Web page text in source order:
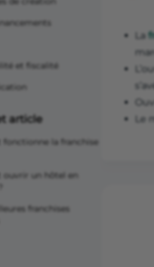
et fiscalité
article
fonctionne la franchise
ouvrir un hôtel en
franchises
La
Le